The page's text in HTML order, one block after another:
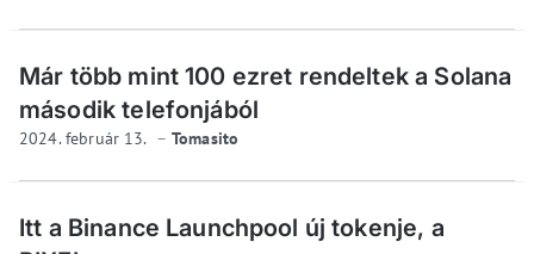
Már több mint 100 ezret rendeltek a Solana
második telefonjából
2024. február 13. Tomasito
Itt a Binance Launchpool új tokenje, a